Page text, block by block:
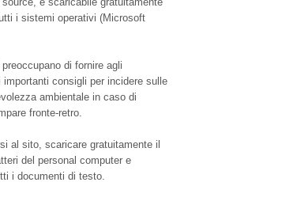
i sistemi operativi (Microsoft
di fornire agli
consigli per incidere sulle
ambientale in caso di
fronte-retro.
al sito, scaricare gratuitamente il
del personal computer e
i documenti di testo.